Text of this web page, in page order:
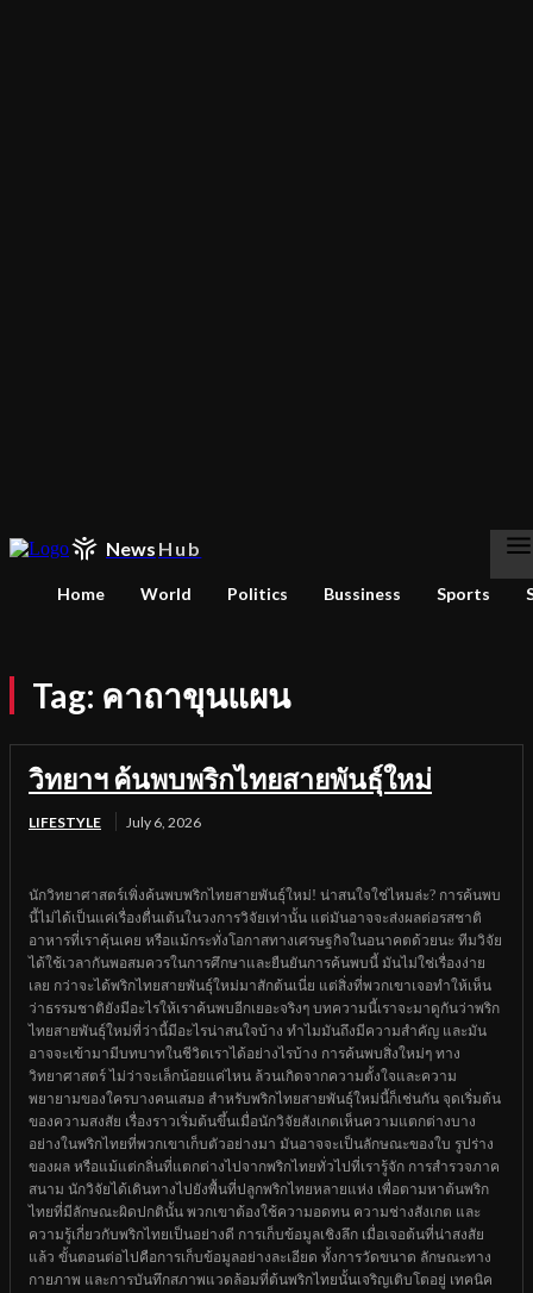
News Hub
Home World Politics Bussiness Sports
Tag: คาถาขุนแผน
วิทยาฯ ค้นพบพริกไทยสายพันธุ์ใหม่
LIFESTYLE July 6, 2026
นักวิทยาศาสตร์เพิ่งค้นพบพริกไทยสายพันธุ์ใหม่! น่าสนใจใช่ไหมล่ะ? การค้นพบ
นี้ไม่ได้เป็นแค่เรื่องตื่นเต้นในวงการวิจัยเท่านั้น แต่มันอาจจะส่งผลต่อรสชาติ
อาหารที่เราคุ้นเคย หรือแม้กระทั่งโอกาสทางเศรษฐกิจในอนาคตด้วยนะ ทีมวิจัย
ได้ใช้เวลากันพอสมควรในการศึกษาและยืนยันการค้นพบนี้ มันไม่ใช่เรื่องง่าย
เลย กว่าจะได้พริกไทยสายพันธุ์ใหม่มาสักต้นเนี่ย แต่สิ่งที่พวกเขาเจอทำให้เห็น
ว่าธรรมชาติยังมีอะไรให้เราค้นพบอีกเยอะจริงๆ บทความนี้เราจะมาดูกันว่าพริก
ไทยสายพันธุ์ใหม่ที่ว่านี้มีอะไรน่าสนใจบ้าง ทำไมมันถึงมีความสำคัญ และมัน
อาจจะเข้ามามีบทบาทในชีวิตเราได้อย่างไรบ้าง การค้นพบสิ่งใหม่ๆ ทาง
วิทยาศาสตร์ ไม่ว่าจะเล็กน้อยแค่ไหน ล้วนเกิดจากความตั้งใจและความ
พยายามของใครบางคนเสมอ สำหรับพริกไทยสายพันธุ์ใหม่นี้ก็เช่นกัน จุดเริ่มต้น
ของความสงสัย เรื่องราวเริ่มต้นขึ้นเมื่อนักวิจัยสังเกตเห็นความแตกต่างบาง
อย่างในพริกไทยที่พวกเขาเก็บตัวอย่างมา มันอาจจะเป็นลักษณะของใบ รูปร่าง
ของผล หรือแม้แต่กลิ่นที่แตกต่างไปจากพริกไทยทั่วไปที่เรารู้จัก การสำรวจภาค
สนาม นักวิจัยได้เดินทางไปยังพื้นที่ปลูกพริกไทยหลายแห่ง เพื่อตามหาต้นพริก
ไทยที่มีลักษณะผิดปกตินั้น พวกเขาต้องใช้ความอดทน ความช่างสังเกต และ
ความรู้เกี่ยวกับพริกไทยเป็นอย่างดี การเก็บข้อมูลเชิงลึก เมื่อเจอต้นที่น่าสงสัย
แล้ว ขั้นตอนต่อไปคือการเก็บข้อมูลอย่างละเอียด ทั้งการวัดขนาด ลักษณะทาง
กายภาพ และการบันทึกสภาพแวดล้อมที่ต้นพริกไทยนั้นเจริญเติบโตอยู่ เทคนิค